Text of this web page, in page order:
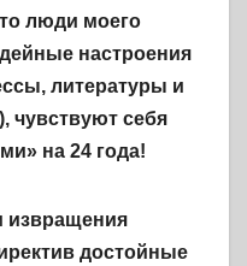
люди моего
настроения
литературы и
чувствуют себя
на 24 года!
извращения
достойные